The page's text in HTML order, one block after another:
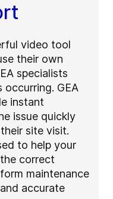
video tool
their own
specialists
occurring. GEA
instant
issue quickly
site visit.
to help your
correct
maintenance
accurate